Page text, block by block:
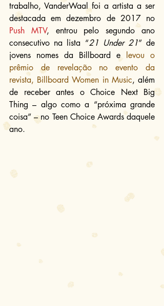
trabalho, VanderWaal foi a artista a ser
Push MTV, entrou pelo segundo ano
consecutivo na lista “21 Under 21” de
jovens nomes da Billboard e levou o
prêmio de revelação no evento da
revista, Billboard Women in Music, além
de receber antes o Choice Next Big
Thing – algo como a “próxima grande
coisa” – no Teen Choice Awards daquele
ano.